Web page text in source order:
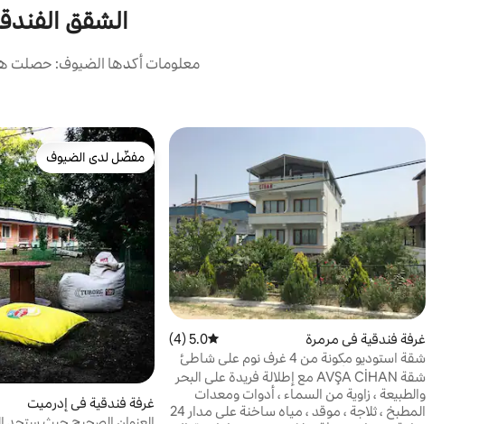
الشقق
معلومات أكدها الضيوف: حصلت
غرفة فندقية في مرمرة متوسط التقييم 5.0 من 5، 4 مراجعات
5.0 (4)
شقة استوديو مكونة من 4 غرف نوم على شاطئ
البحر في جزيرة أفشا شقة AVŞA CİHAN مع إطلالة فريدة على البحر
والطبيعة ، زاوية من السماء ، أدوات ومعدات
المطبخ ، ثلاجة ، موقد ، مياه ساخنة على مدار 24
مفضّل لدى الضيوف
مفضّل لدى الضيوف
غرفة فندقية في إدرميت